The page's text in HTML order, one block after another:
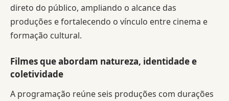
direto do público, ampliando o alcance das
produções e fortalecendo o vínculo entre cinema e
formação cultural.
Filmes que abordam natureza, identidade e
coletividade
A programação reúne seis produções com durações